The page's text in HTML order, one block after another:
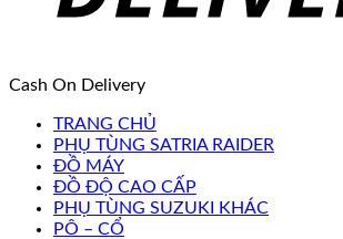
Cash On Delivery
TRANG CHỦ
PHỤ TÙNG SATRIA RAIDER
ĐỒ MÁY
ĐỒ ĐỘ CAO CẤP
PHỤ TÙNG SUZUKI KHÁC
PÔ – CỔ